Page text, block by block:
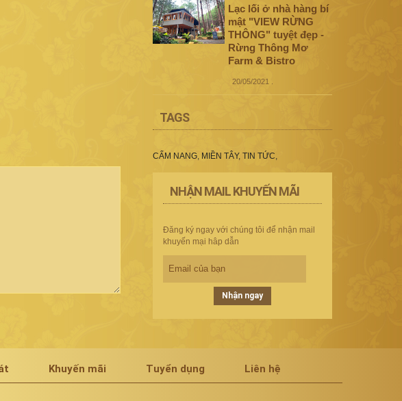
Lạc lối ở nhà hàng bí
mật "VIEW RỪNG
THÔNG" tuyệt đẹp -
Rừng Thông Mơ
Farm & Bistro
20/05/2021
TAGS
CẨM NANG, MIỀN TÂY, TIN TỨC
NHẬN MAIL KHUYẾN MÃI
Đăng ký ngay với chúng tôi để nhận mail
khuyến mại hâp dẫn
Nhận ngay
Khuyến mãi Tuyển dụng Liên hệ